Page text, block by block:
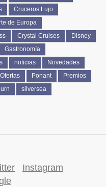
Cruceros Lujo
de Europa
Crystal Cruises
Disney
Gastronomía
noticias
Novedades
Ofertas Ponant
Premios
silversea
Instagram